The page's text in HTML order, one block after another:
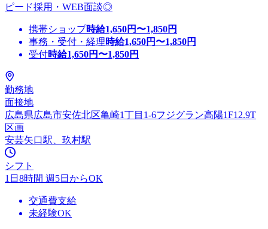
ピード採用・WEB面談◎
携帯ショップ時給1,650円〜1,850円
事務・受付・経理時給1,650円〜1,850円
受付時給1,650円〜1,850円
勤務地
面接地
広島県広島市安佐北区亀崎1丁目1-6フジグラン高陽1F12.9T
区画
安芸矢口駅、玖村駅
シフト
1日8時間 週5日からOK
交通費支給
未経験OK